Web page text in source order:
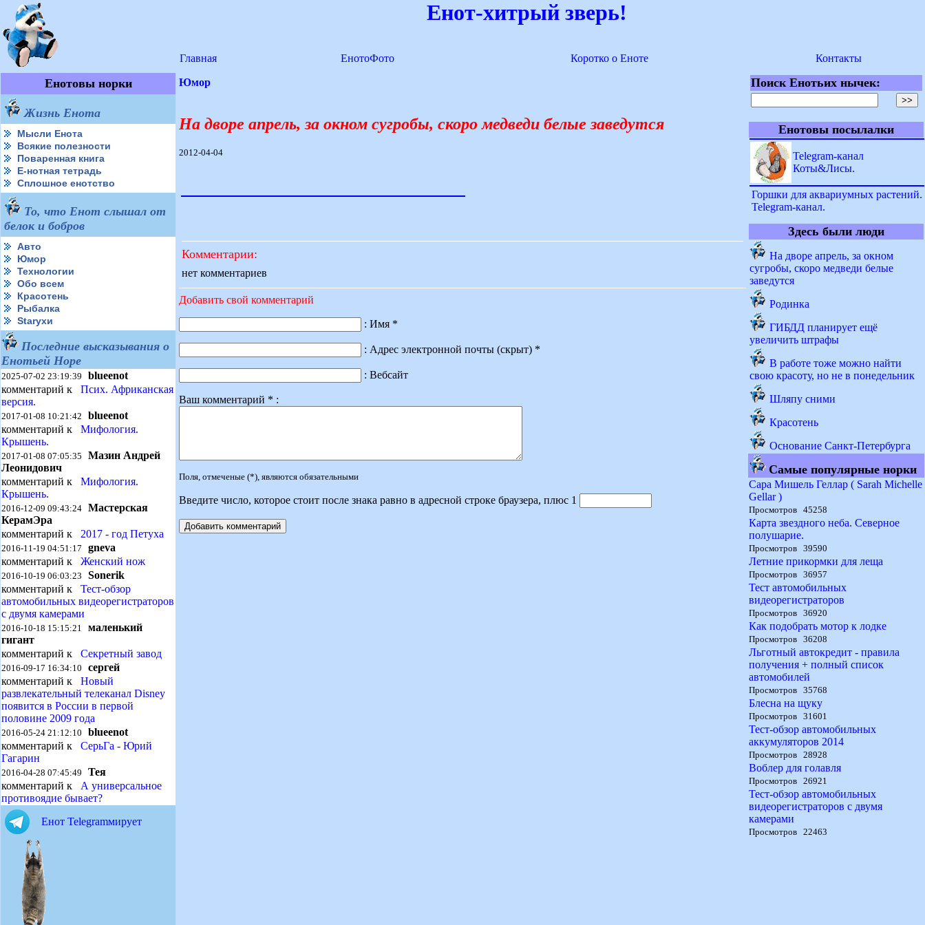
Енот-хитрый зверь!
Главная ЕнотоФото Коротко о Еноте Контакты
Енотовы норки
Жизнь Енота
Мысли Енота
Всякие полезности
Поваренная книга
Е-нотная тетрадь
Сплошное енотство
То, что Енот слышал от
белок и бобров
Авто
Юмор
Технологии
Обо всем
Красотень
Рыбалка
Starухи
Последние высказывания о
Енотьей Норе
2025-07-02 23:19:39 blueenot
комментарий к Псих. Африканская
версия.
2017-01-08 10:21:42 blueenot
комментарий к Мифология.
Крышень.
2017-01-08 07:05:35 Мазин Андрей
Леонидович
комментарий к Мифология.
Крышень.
2016-12-09 09:43:24 Мастерская
КерамЭра
комментарий к 2017 - год Петуха
2016-11-19 04:51:17 gneva
комментарий к Женский нож
2016-10-19 06:03:23 Sonerik
комментарий к Тест-обзор
автомобильных видеорегистраторов
с двумя камерами
2016-10-18 15:15:21 маленький
гигант
комментарий к Секретный завод
2016-09-17 16:34:10 сергей
комментарий к Новый
развлекательный телеканал Disney
появится в России в первой
половине 2009 года
2016-05-24 21:12:10 blueenot
комментарий к СерьГа - Юрий
Гагарин
2016-04-28 07:45:49 Тея
комментарий к А универсальное
противоядие бывает?
Енот Telegramмирует
Юмор
На дворе апрель, за окном сугробы, скоро медведи белые заведутся
2012-04-04
Комментарии:
нет комментариев
Добавить свой комментарий
: Имя *
: Адрес электронной почты (скрыт) *
: Вебсайт
Ваш комментарий * :
Поля, отмеченые (*), являются обязательными
Введите число, которое стоит после знака равно в адресной строке браузера, плюс 1
Поиск Енотьих нычек:
Енотовы посылалки
Telegram-канал
Коты&Лисы.
Горшки для аквариумных растений.
Telegram-канал.
Здесь были люди
На дворе апрель, за окном
сугробы, скоро медведи белые
заведутся
Родинка
ГИБДД планирует ещё
увеличить штрафы
В работе тоже можно найти
свою красоту, но не в понедельник
Шляпу сними
Красотень
Основание Санкт-Петербурга
Самые популярные норки
Сара Мишель Геллар ( Sarah Michelle
Gellar )
Просмотров 45258
Карта звездного неба. Северное
полушарие.
Просмотров 39590
Летние прикормки для леща
Просмотров 36957
Тест автомобильных
видеорегистраторов
Просмотров 36920
Как подобрать мотор к лодке
Просмотров 36208
Льготный автокредит - правила
получения + полный список
автомобилей
Просмотров 35768
Блесна на щуку
Просмотров 31601
Тест-обзор автомобильных
аккумуляторов 2014
Просмотров 28928
Воблер для голавля
Просмотров 26921
Тест-обзор автомобильных
видеорегистраторов с двумя
камерами
Просмотров 22463